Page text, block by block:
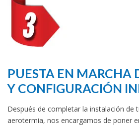
PUESTA EN MARCHA
Y CONFIGURACIÓN
Después de completar la instalación de
aerotermia, nos encargamos de poner